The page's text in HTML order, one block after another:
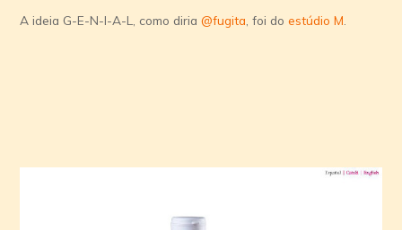
A ideia G-E-N-I-A-L, como diria@fugita , foi doestúdio M